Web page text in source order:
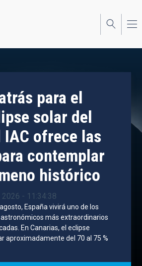
para el
solar del
IAC ofrece las
contemplar
histórico
- 11:34:38
España vivirá uno de los
más extraordinarios
En Canarias, el eclipse
aproximadamente del 70 al 75 %